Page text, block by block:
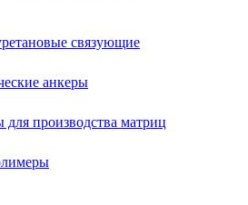
связующие
анкеры
производства матриц